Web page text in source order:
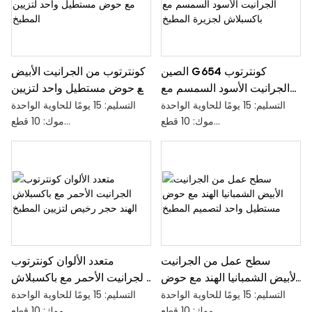
للماء &
مصطلح الدفع: ترينيداد وتوباغو
مصطلح التجارة:
EXW/FOB/CIF/DDP
أصل المنتج: مدينة شويتو الصين
العلامة التجارية: سوبر ستون
مصطلح التجارة:
EXW/FOB/CIF/DDP
كونترتوب من الجرانيت الأبيض
مع حوض مستطيل واحد لتزيين
المطبخ
التسليم: 15 يومًا للحاوية الواحدة
موك: 10 قطع
القدرة على العرض: 500 مجموعة
الحزمة: حالات خشبية مدخنة قوية
مادة واقية من الشمس مقاومة
للماء &
مصطلح الدفع: ترينيداد وتوباغو
مصطلح التجارة:
EXW/FOB/CIF/DDP
أصل المنتج: مدينة شويتو الصين
العلامة التجارية: سوبر ستون
الصين G654 كونترتوب
الجرانيت الأسود السمسم مع
باكسبلاش لجزيرة المطبخ
التسليم: 15 يومًا للحاوية الواحدة
موك: 10 قطع
القدرة على العرض: 500 مجموعة
الحزمة: حالات خشبية مدخنة قوية
مادة واقية من الشمس مقاومة
للماء &
مصطلح الدفع: ترينيداد وتوباغو
مصطلح التجارة:
EXW/FOB/CIF/DDP
أصل المنتج: مدينة شويتو الصين
العلامة التجارية: سوبر ستون
متعدد الألوان كونترتوب
الجرانيت الأحمر مع باكسبلاش
الهند حجر رخيص لتزيينالتسليم: 15 يومًا للحاوية الواحدة
سطح عمل من الجرانيت
الأبيض الشمبانيا الهند مع حوض
مستطيل واحد لتصميم المطبخ
التسليم: 15 يومًا للحاوية الواحدة